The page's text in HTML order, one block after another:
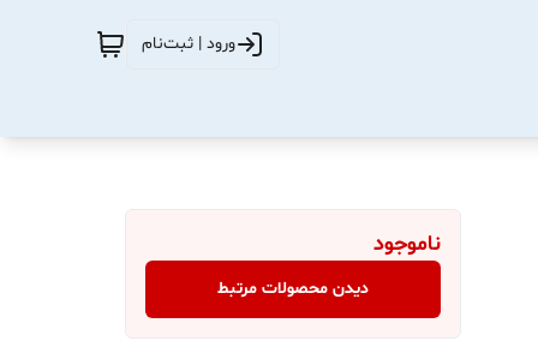
ورود | ثبت‌نام
ناموجود
دیدن محصولات مرتبط